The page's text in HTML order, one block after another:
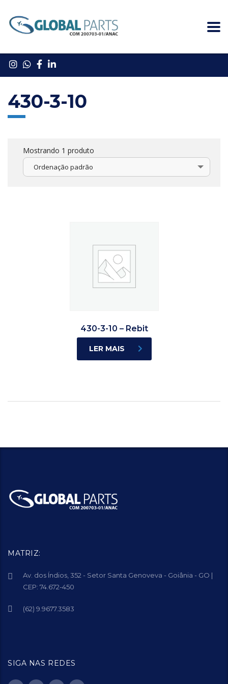
430-3-10
Mostrando 1 produto
Ordenação padrão
430-3-10 – Rebit
LER MAIS
MATRIZ:
Av. dos Índios, 352 - Setor Santa Genoveva - Goiânia - GO |
CEP: 74.672-450
(62) 9.9677.3583
SIGA NAS REDES